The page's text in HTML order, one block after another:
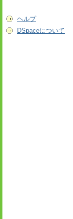
ヘルプ
DSpaceについて